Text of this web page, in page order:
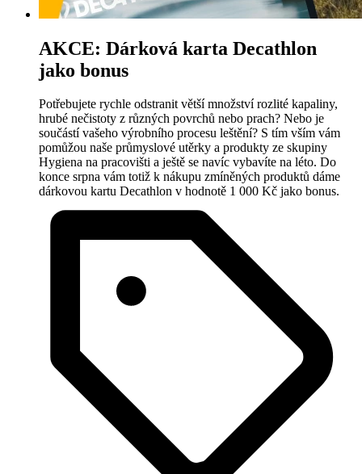
AKCE: Dárková karta Decathlon
jako bonus
Potřebujete rychle odstranit větší množství rozlité kapaliny,
hrubé nečistoty z různých povrchů nebo prach? Nebo je
součástí vašeho výrobního procesu leštění? S tím vším vám
pomůžou naše průmyslové utěrky a produkty ze skupiny
Hygiena na pracovišti a ještě se navíc vybavíte na léto. Do
konce srpna vám totiž k nákupu zmíněných produktů dáme
dárkovou kartu Decathlon v hodnotě 1 000 Kč jako bonus.